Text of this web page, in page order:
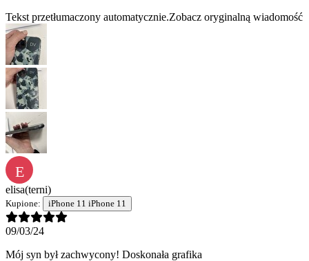
Tekst przetłumaczony automatycznie.Zobacz oryginalną wiadomość
E
elisa(terni)
Kupione: iPhone 11 iPhone 11
09/03/24
Mój syn był zachwycony! Doskonała grafika